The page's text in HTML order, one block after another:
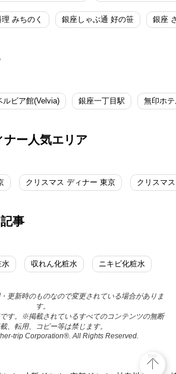
みちのく 銀座しゃぶ通 好の笹 銀座
ルビア館(Velvia) 銀座一丁目駅
ナー人気エリア
クリスマス ディナー 東京 クリスマ
事
水 収れん化粧水 ニキビ化粧水
top
更新時のものなので変更されている場合がありま
す。
す。※掲載されているすべてのコンテンツの無断
、転用、コピー等は禁じます。
trip Corporation®. All Rights Reserved.